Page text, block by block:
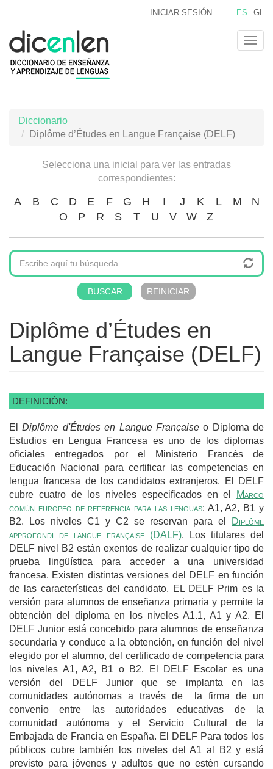
contenido
principal
ES GL
INICIAR SESIÓN
Diccionario
Diplôme d’Études en Langue Française (DELF)
Selecciona una inicial para ver las entradas
correspondientes:
A B C D E F G H I J K L M
N
O
P R S T U V W Z
Diplôme d’Études en
Langue Française (DELF)
DEFINICIÓN:
ElDiplôme d'Études en Langue Françaiseo Diploma de
Estudios en Lengua Francesa es uno de los diplomas
oficiales entregados por el Ministerio Francés de
Educación Nacional para certificar las competencias en
lengua francesa de los candidatos extranjeros. El DELF
cubre cuatro de los niveles especificados en el
Marco
común europeo de referencia para las lenguas: A1, A2, B1 y
B2. Los niveles C1 y C2 se reservan para el
Diplôme
approfondi de langue française (DALF). Los titulares del
DELF nivel B2 están exentos de realizar cualquier tipo de
prueba lingüística para acceder a una universidad
francesa. Existen distintas versiones del DELF en función
de las características del candidato. EL DELF Prim es la
versión para alumnos de enseñanza primaria y permite la
obtención del diploma en los niveles A1.1, A1 y A2. El
DELF Junior está concebido para alumnos de enseñanza
secundaria y conduce a la obtención, en función del nivel
elegido por el alumno, del certificado de competencia para
los niveles A1, A2, B1 o B2. El DELF Escolar es una
versión del DELF Junior que se implanta en las
comunidades autónomas a través de la firma de un
convenio entre las autoridades educativas de la
comunidad autónoma y el Servicio Cultural de la
Embajada de Francia en España. El DELF Para todos los
públicos cubre también los niveles del A1 al B2 y está
previsto para jóvenes y adultos que no estén cursando